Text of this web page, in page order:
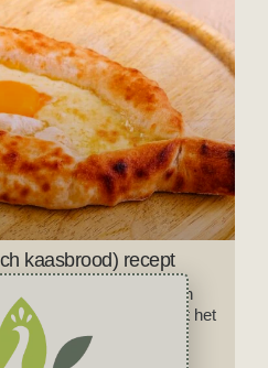
kaasbrood) recept
gerecht van Georgië en
gesmolten kaas, je kunt het
met pizza.